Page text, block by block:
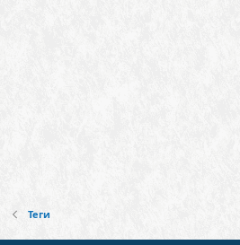
Теги